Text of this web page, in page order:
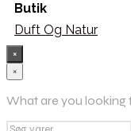
Butik
Duft Og Natur
×
×
What are you looking